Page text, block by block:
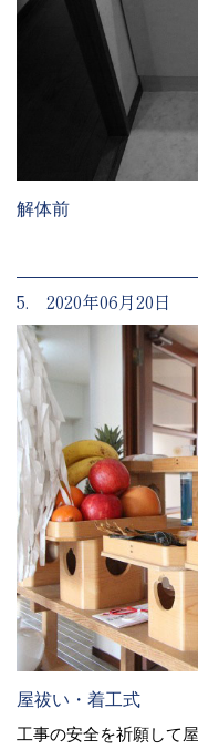
解体前
5. 2020年06月20日
屋祓い・着工式
工事の安全を祈願して